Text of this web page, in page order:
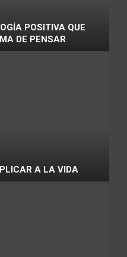
POSITIVA QUE
DE PENSAR
A LA VIDA